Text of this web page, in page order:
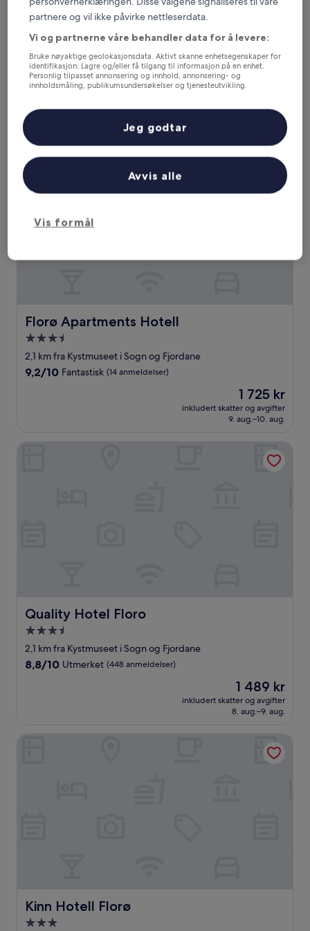
Suverent.
Scandic Victoria Floro— 3.5-stjerners hotell i 1,7 km fra
Kystmuseet i Sogn og Fjordane. Gjestevurdering: 8,2/10 –
Veldig bra.
Anbefalt
Pris (lav til høy)
Hvor bør du bo nær Kystmuseet i
Sogn og Fjordane?
Florø Apartments Hotell
Florø Apartments Hotell
Overnattingssted
med
3.5
2,1 km fra Kystmuseet i Sogn og Fjordane
9.2
9,2/10 Fantastisk (14 anmeldelser)
Prisen
er
1 725 kr
1 725 kr
inkludert skatter og avgifter
9. aug.–10. aug.
Florø Apartments Hotell
Quality Hotel Floro
Quality Hotel Floro
Overnattingssted
med
3.5
2,1 km fra Kystmuseet i Sogn og Fjordane
8.8
8,8/10 Utmerket (448 anmeldelser)
Prisen
er
1 489 kr
1 489 kr
inkludert skatter og avgifter
8. aug.–9. aug.
Kinn Hotell Florø
Kinn Hotell Florø
Overnattingssted
partnere og vil ikke påvirke nettleserdata.
Vi og partnerne våre behandler data for å levere:
Bruke nøyaktige geolokasjonsdata. Aktivt skanne enhetsegenskaper for
identifikasjon. Lagre og/eller få tilgang til informasjon på en enhet.
Personlig tilpasset annonsering og innhold, annonsering- og
innholdsmåling, publikumsundersøkelser og tjenesteutvikling.
Vis formål
Avvis alle
Jeg godtar